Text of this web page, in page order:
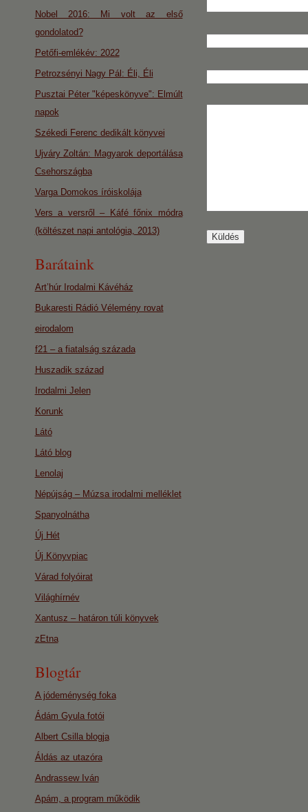
Nobel 2016: Mi volt az első
gondolatod?
Petőfi-emlékév: 2022
Petrozsényi Nagy Pál: Éli, Éli
Pusztai Péter "képeskönyve": Elmúlt
napok
Székedi Ferenc dedikált könyvei
Ujváry Zoltán: Magyarok deportálása
Csehországba
Varga Domokos íróiskolája
Vers a versről – Káfé főnix módra
(költészet napi antológia, 2013)
Barátaink
Art’húr Irodalmi Kávéház
Bukaresti Rádió Vélemény rovat
eirodalom
f21 – a fiatalság százada
Huszadik század
Irodalmi Jelen
Korunk
Látó
Látó blog
Lenolaj
Népújság – Múzsa irodalmi melléklet
Spanyolnátha
Új Hét
Új Könyvpiac
Várad folyóirat
Világhírnév
Xantusz – határon túli könyvek
zEtna
Blogtár
A jódeménység foka
Ádám Gyula fotói
Albert Csilla blogja
Áldás az utazóra
Andrassew Iván
Apám, a program működik